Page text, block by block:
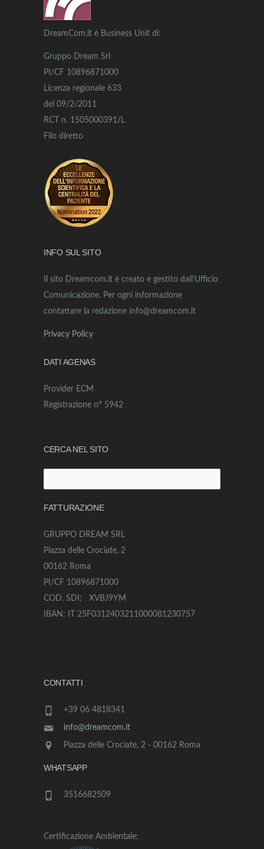
DreamCom,it è Business Unit di:
Gruppo Dream Srl
PI/CF 10896871000
Licenza regionale 633
del 09/2/2011
RCT n. 1505000391/L
Filo diretto
INFO SUL SITO
Il sito Dreamcom.it è creato e gestito dall’Ufficio
Comunicazione. Per ogni informazione
contattare la redazione info@dreamcom.it
Privacy Policy
DATI AGENAS
Provider ECM
Registrazione n° 5942
CERCA NEL SITO
per:
FATTURAZIONE
GRUPPO DREAM SRL
Piazza delle Crociate, 2
00162 Roma
PI/CF 10896871000
COD. SDI: XVBJ9YM
IBAN: IT 25F0312403211000081230757
CONTATTI
+39 06 4818341
info@dreamcom.it
Piazza delle Crociate, 2 - 00162 Roma
WHATSAPP
3516682509
Certificazione Ambientale: